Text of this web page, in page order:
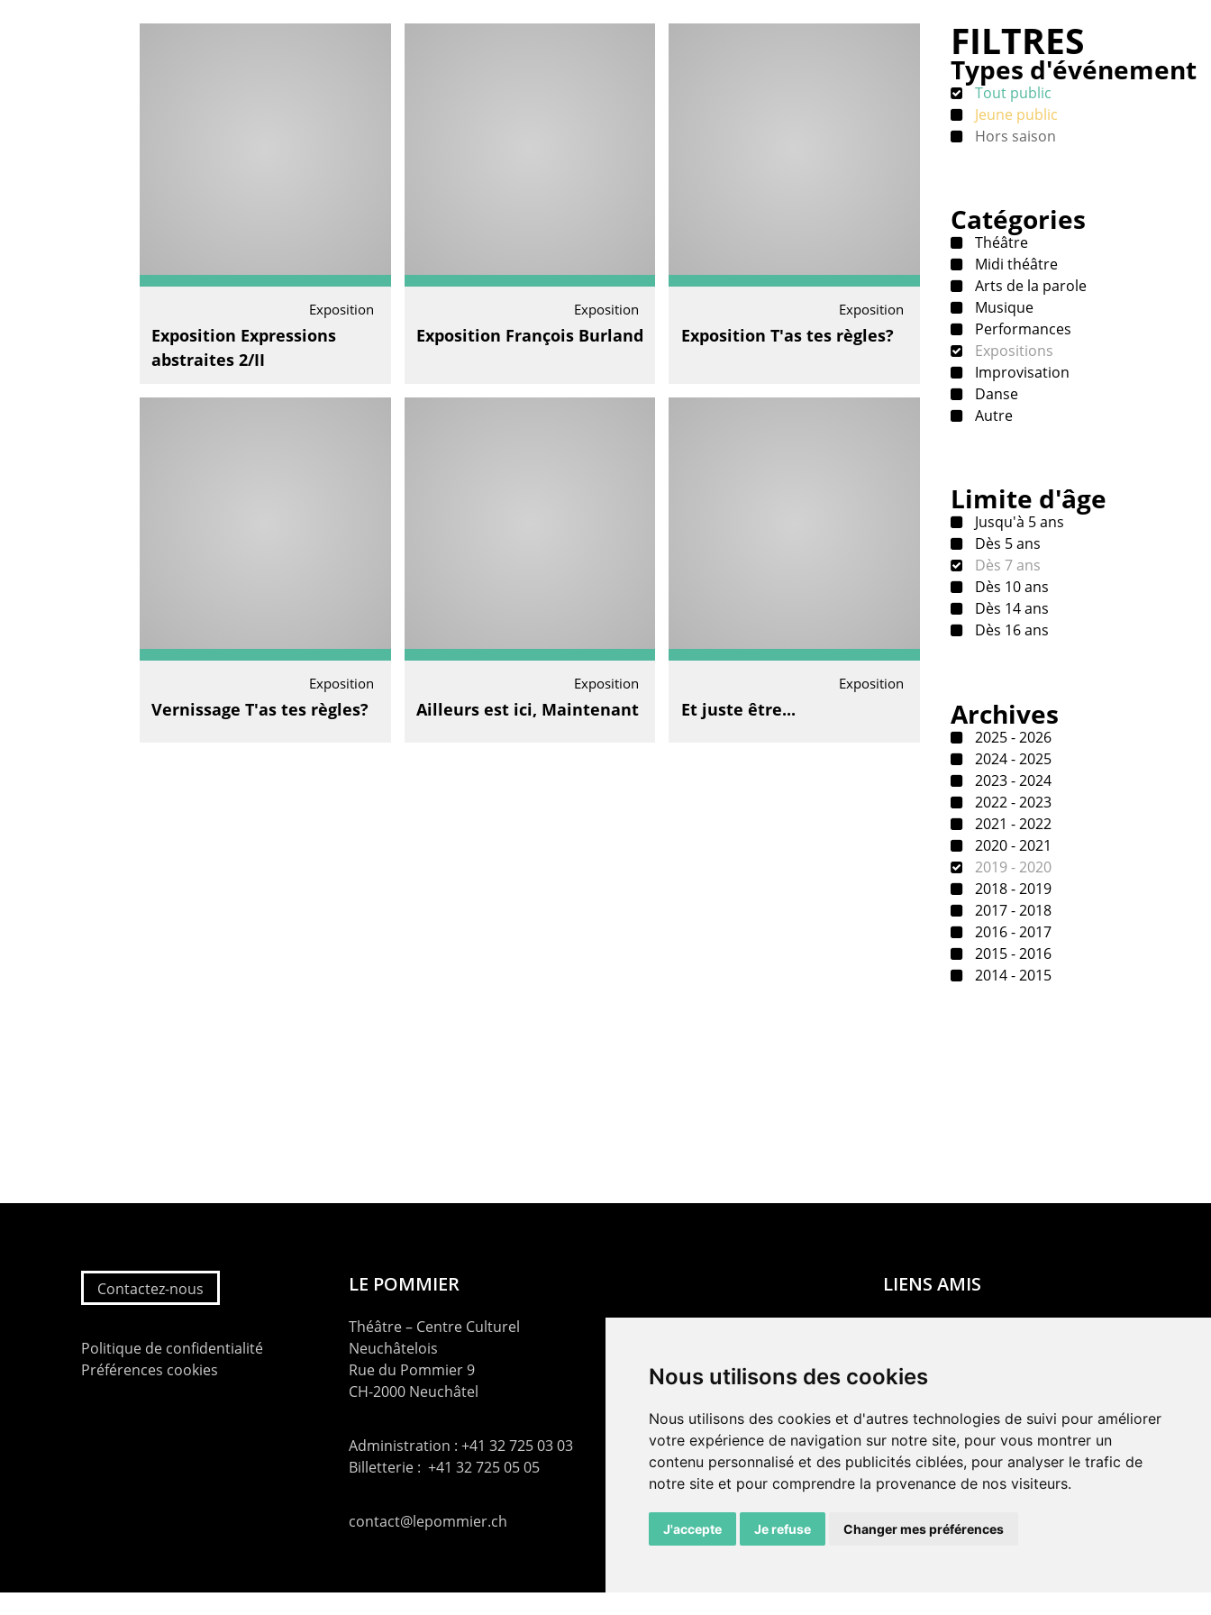
Nous utilisons des cookies
Nous utilisons des cookies et d'autres technologies de suivi pour améliorer
votre expérience de navigation sur notre site, pour vous montrer un
contenu personnalisé et des publicités ciblées, pour analyser le trafic de
notre site et pour comprendre la provenance de nos visiteurs.
J'accepte Je refuse Changer mes préférences
Exposition
Exposition Expressions
abstraites 2/II
Exposition
Exposition François Burland
Exposition
Exposition T'as tes règles?
Exposition
Vernissage T'as tes règles?
Exposition
Ailleurs est ici, Maintenant
Exposition
Et juste être...
FILTRES
Types d'événement
Tout public
Jeune public
Hors saison
Catégories
Théâtre
Midi théâtre
Arts de la parole
Musique
Performances
Expositions
Improvisation
Danse
Autre
Limite d'âge
Jusqu'à 5 ans
Dès 5 ans
Dès 7 ans
Dès 10 ans
Dès 14 ans
Dès 16 ans
Archives
2025 - 2026
2024 - 2025
2023 - 2024
2022 - 2023
2021 - 2022
2020 - 2021
2019 - 2020
2018 - 2019
2017 - 2018
2016 - 2017
2015 - 2016
2014 - 2015
Contactez-nous
Politique de confidentialité
Préférences cookies
LE POMMIER
Théâtre – Centre Culturel
Neuchâtelois
Rue du Pommier 9
CH-2000 Neuchâtel
Administration : +41 32 725 03 03
Billetterie : +41 32 725 05 05
contact@lepommier.ch
LIENS AMIS